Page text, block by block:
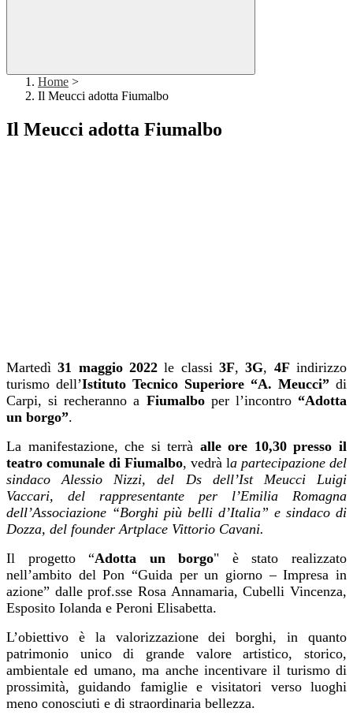
Home >
Il Meucci adotta Fiumalbo
Il Meucci adotta Fiumalbo
Martedì31 maggio 2022 le classi3F,3G, 4Findirizzo
turismo dell’Istituto Tecnico Superiore “A. Meucci” di
Carpi, si recheranno a Fiumalboper l’incontro “Adotta
un borgo”.
La manifestazione, che si terrà alle ore 10,30 presso il
teatro comunale di Fiumalbo, vedrà la partecipazione del
sindaco Alessio Nizzi, del Ds dell’Ist Meucci Luigi
Vaccari, del rappresentante per l’Emilia Romagna
dell’Associazione “Borghi più belli d’Italia” e sindaco di
Dozza, del founder Artplace Vittorio Cavani.
Il progetto “Adotta un borgo" è stato realizzato
nell’ambito del Pon “Guida per un giorno – Impresa in
azione” dalle prof.sse Rosa Annamaria, Cubelli Vincenza,
Esposito Iolanda e Peroni Elisabetta.
L’obiettivo è la valorizzazione dei borghi, in quanto
patrimonio unico di grande valore artistico, storico,
ambientale ed umano, ma anche incentivare il turismo di
prossimità, guidando famiglie e visitatori verso luoghi
meno conosciuti e di straordinaria bellezza.